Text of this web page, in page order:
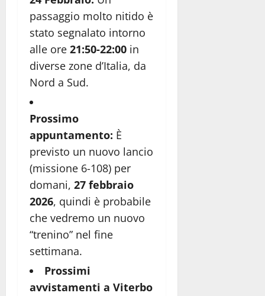
passaggio molto nitido è
stato segnalato intorno
alle ore 21:50-22:00 in
diverse zone d’Italia, da
Nord a Sud.
Prossimo
appuntamento: È
previsto un nuovo lancio
(missione 6-108) per
domani, 27 febbraio
2026, quindi è probabile
che vedremo un nuovo
“trenino” nel fine
settimana.
Prossimi
avvistamenti a Viterbo